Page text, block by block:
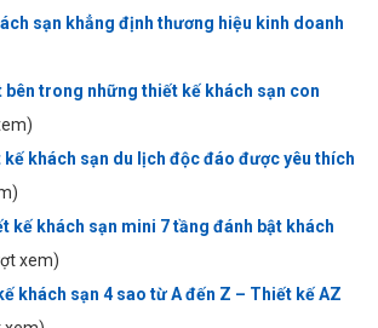
sạn khẳng định thương hiệu kinh doanh
bên trong những thiết kế khách sạn con
kế khách sạn du lịch độc đáo được yêu thích
kế khách sạn mini 7 tầng đánh bật khách
xem)
khách sạn 4 sao từ A đến Z – Thiết kế AZ